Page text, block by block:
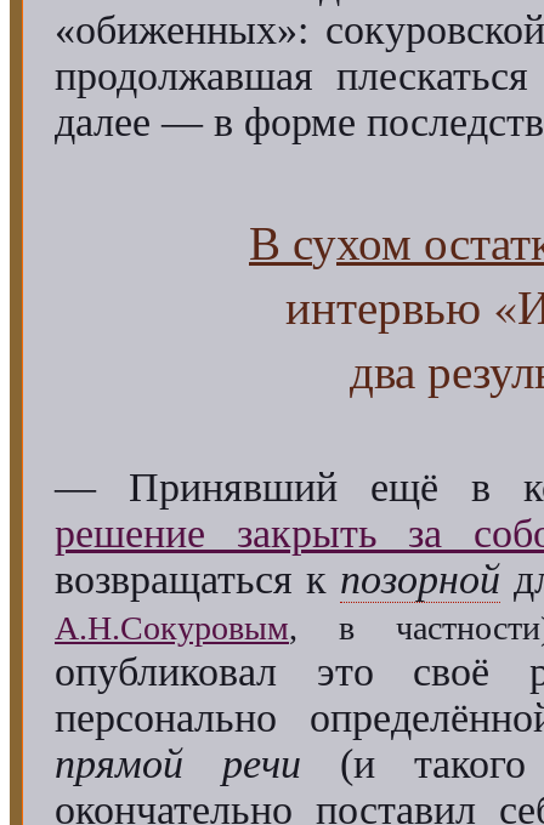
«обиженных»:
продолжавшая
далее — в форме
В сухом
интервью
два
— Принявший ещё в
решение закрыть за
возвращаться к позорной
А.Н.Сокуровым, в
опубликовал это
персонально
прямой речи (и
окончательно поставил